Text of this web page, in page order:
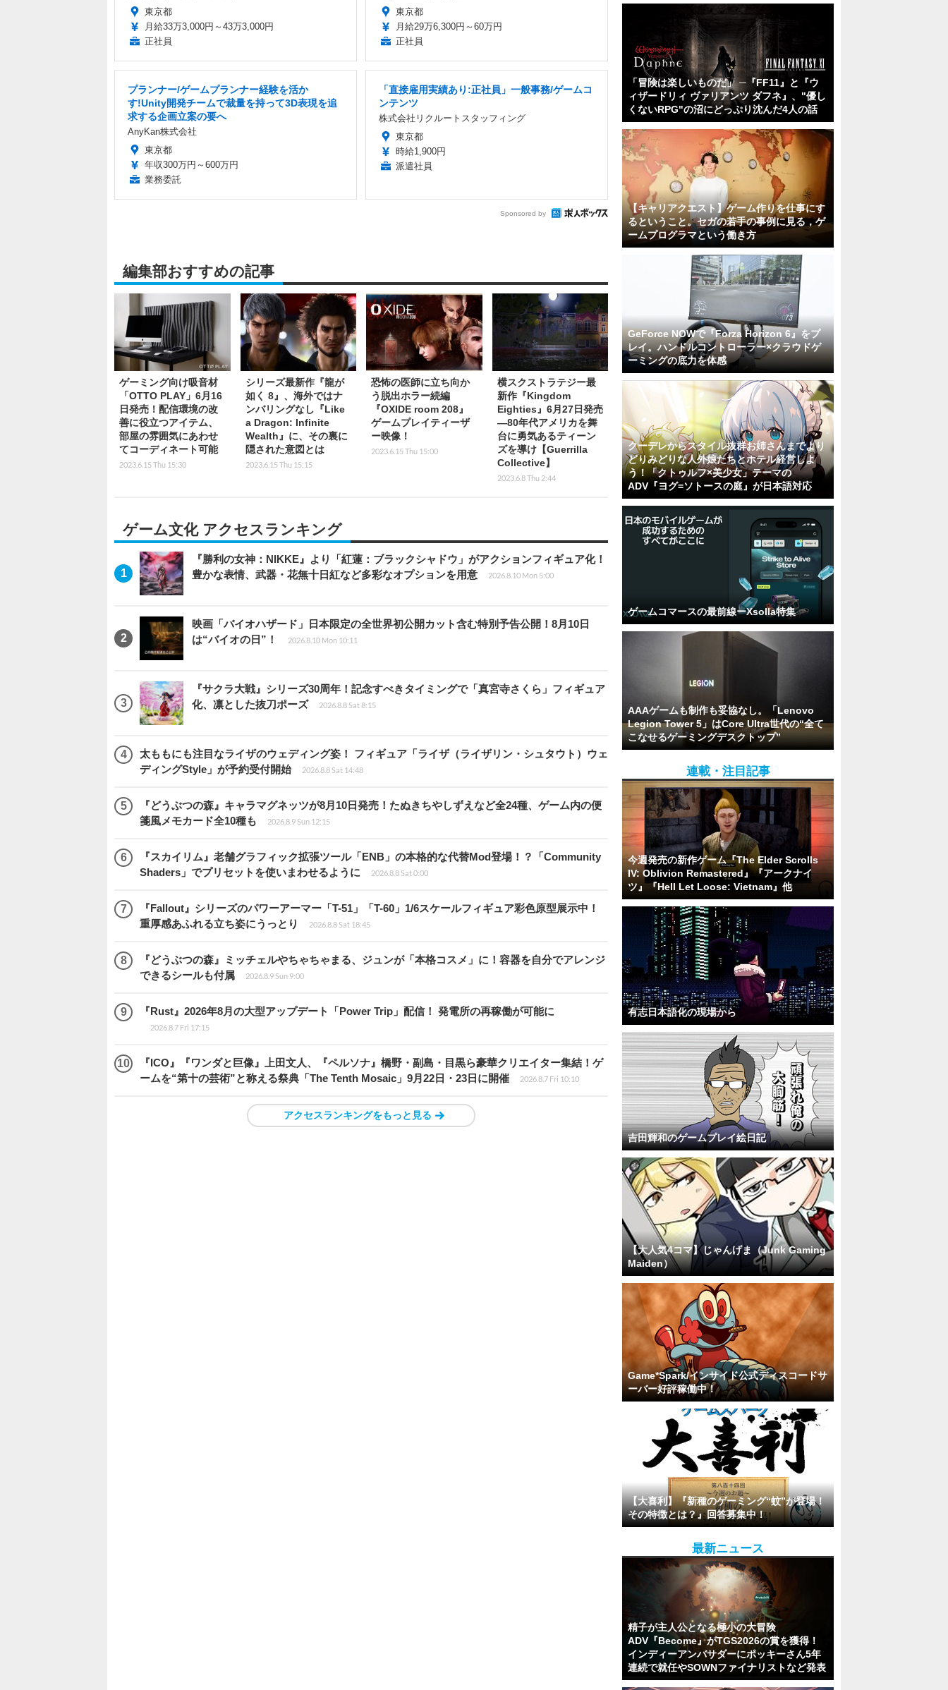
東京都
月給33万3,000円～43万3,000円
正社員
東京都
月給29万6,300円～60万円
正社員
プランナー/ゲームプランナー経験を活か
す!Unity開発チームで裁量を持って3D表現を追
求する企画立案の要へ
AnyKan株式会社
東京都
年収300万円～600万円
業務委託
「直接雇用実績あり:正社員」一般事務/ゲームコ
ンテンツ
株式会社リクルートスタッフィング
東京都
時給1,900円
派遣社員
Sponsored by
編集部おすすめの記事
ゲーミング向け吸音材
「OTTO PLAY」6月16
日発売！配信環境の改
善に役立つアイテム、
部屋の雰囲気にあわせ
てコーディネート可能
2023.6.15 Thu 15:30
シリーズ最新作『龍が
如く 8』、海外ではナ
ンバリングなし『Like
a Dragon: Infinite
Wealth』に、その裏に
隠された意図とは
2023.6.15 Thu 15:15
恐怖の医師に立ち向か
う脱出ホラー続編
『OXIDE room 208』
ゲームプレイティーザ
ー映像！
2023.6.15 Thu 15:00
横スクストラテジー最
新作『Kingdom
Eighties』6月27日発売
―80年代アメリカを舞
台に勇気あるティーン
ズを導け【Guerrilla
Collective】
2023.6.8 Thu 2:44
ゲーム文化 アクセスランキング
『勝利の女神：NIKKE』より「紅蓮：ブラックシャドウ」がアクションフィギュア化！
豊かな表情、武器・花無十日紅など多彩なオプションを用意
2026.8.10 Mon 5:00
映画「バイオハザード」日本限定の全世界初公開カット含む特別予告公開！8月10日
は“バイオの日”！
2026.8.10 Mon 10:11
『サクラ大戦』シリーズ30周年！記念すべきタイミングで「真宮寺さくら」フィギュア
化、凛とした抜刀ポーズ
2026.8.8 Sat 8:15
太ももにも注目なライザのウェディング姿！ フィギュア「ライザ（ライザリン・シュタウト）ウェ
ディングStyle」が予約受付開始
2026.8.8 Sat 14:48
『どうぶつの森』キャラマグネッツが8月10日発売！たぬきちやしずえなど全24種、ゲーム内の便
箋風メモカード全10種も
2026.8.9 Sun 12:15
『スカイリム』老舗グラフィック拡張ツール「ENB」の本格的な代替Mod登場！？「Community
Shaders」でプリセットを使いまわせるように
2026.8.8 Sat 0:00
『Fallout』シリーズのパワーアーマー「T-51」「T-60」1/6スケールフィギュア彩色原型展示中！
重厚感あふれる立ち姿にうっとり
2026.8.8 Sat 18:45
『どうぶつの森』ミッチェルやちゃちゃまる、ジュンが「本格コスメ」に！容器を自分でアレンジ
できるシールも付属
2026.8.9 Sun 9:00
『Rust』2026年8月の大型アップデート「Power Trip」配信！ 発電所の再稼働が可能に
2026.8.7 Fri 17:15
『ICO』『ワンダと巨像』上田文人、『ペルソナ』橋野・副島・目黒ら豪華クリエイター集結！ゲ
ームを“第十の芸術”と称える祭典「The Tenth Mosaic」9月22日・23日に開催
2026.8.7 Fri 10:10
アクセスランキングをもっと見る
「冒険は楽しいものだ」 ─『FF11』と『ウ
ィザードリィ ヴァリアンツ ダフネ』、"優し
くないRPG"の沼にどっぷり沈んだ4人の話
【キャリアクエスト】ゲーム作りを仕事にす
るということ。セガの若手の事例に見る，ゲ
ームプログラマという働き方
GeForce NOWで『Forza Horizon 6』をプ
レイ。ハンドルコントローラー×クラウドゲ
ーミングの底力を体感
クーデレからスタイル抜群お姉さんまでより
どりみどりな人外娘たちとホテル経営しよ
う！「クトゥルフ×美少女」テーマの
ADV『ヨグ=ソトースの庭』が日本語対応
ゲームコマースの最前線ーXsolla特集
AAAゲームも制作も妥協なし。「Lenovo
Legion Tower 5」はCore Ultra世代の“全て
こなせるゲーミングデスクトップ”
連載・注目記事
今週発売の新作ゲーム『The Elder Scrolls
IV: Oblivion Remastered』『アークナイ
ツ』『Hell Let Loose: Vietnam』他
有志日本語化の現場から
吉田輝和のゲームプレイ絵日記
【大人気4コマ】じゃんげま（Junk Gaming
Maiden）
Game*Spark/インサイド公式ディスコードサ
ーバー好評稼働中！
【大喜利】『新種のゲーミング“蚊”が登場！
その特徴とは？』回答募集中！
最新ニュース
精子が主人公となる極小の大冒険
ADV『Become』がTGS2026の賞を獲得！
インディーアンバサダーにポッキーさん5年
連続で就任やSOWNファイナリストなど発表